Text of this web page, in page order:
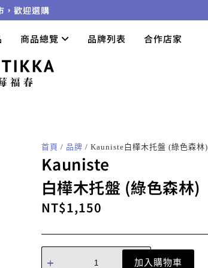
，歡迎選購
商品總覽 品牌列表 合作店家
首頁 / 品牌 / Kauniste白樺木托盤 (綠色森林)
Kauniste
白樺木托盤 (綠色森林)
NT$1,150
加入購物車